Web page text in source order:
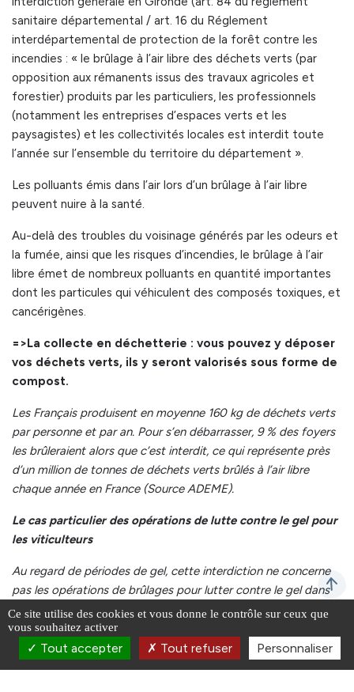
sanitaire départemental / art. 16 du Réglement
interdépartemental de protection de la forêt contre les
incendies : « le brûlage à l’air libre des déchets verts (par
opposition aux rémanents issus des travaux agricoles et
forestier) produits par les particuliers, les professionnels
(notamment les entreprises d’espaces verts et les
paysagistes) et les collectivités locales est interdit toute
l’année sur l’ensemble du territoire du département ».
Les polluants émis dans l’air lors d’un brûlage à l’air libre
peuvent nuire à la santé.
Au-delà des troubles du voisinage générés par les odeurs et
la fumée, ainsi que les risques d’incendies, le brûlage à l’air
libre émet de nombreux polluants en quantité importantes
dont les particules qui véhiculent des composés toxiques, et
cancérigènes.
=>La collecte en déchetterie : vous pouvez y déposer
vos déchets verts, ils y seront valorisés sous forme de
compost.
Les Français produisent en moyenne 160 kg de déchets verts
par personne et par an. Pour s’en débarrasser, 9 % des foyers
les brûleraient alors que c’est interdit, ce qui représente près
d’un million de tonnes de déchets verts brûlés à l’air libre
chaque année en France (Source ADEME).
Le cas particulier des opérations de lutte contre le gel pour
les viticulteurs
Au regard de périodes de gel, cette interdiction ne concerne
pas les opérations de brûlages pour lutter contre le gel dans
les cultures viticoles an raison des conditions climatiques.
Toute opération de brûlage doit être précédée d’une
information préalable du Maire et du centre de secours SDIS
Ce site utilise des cookies et vous donne le contrôle sur ceux que
vous souhaitez activer
Tout accepter Tout refuser Personnaliser